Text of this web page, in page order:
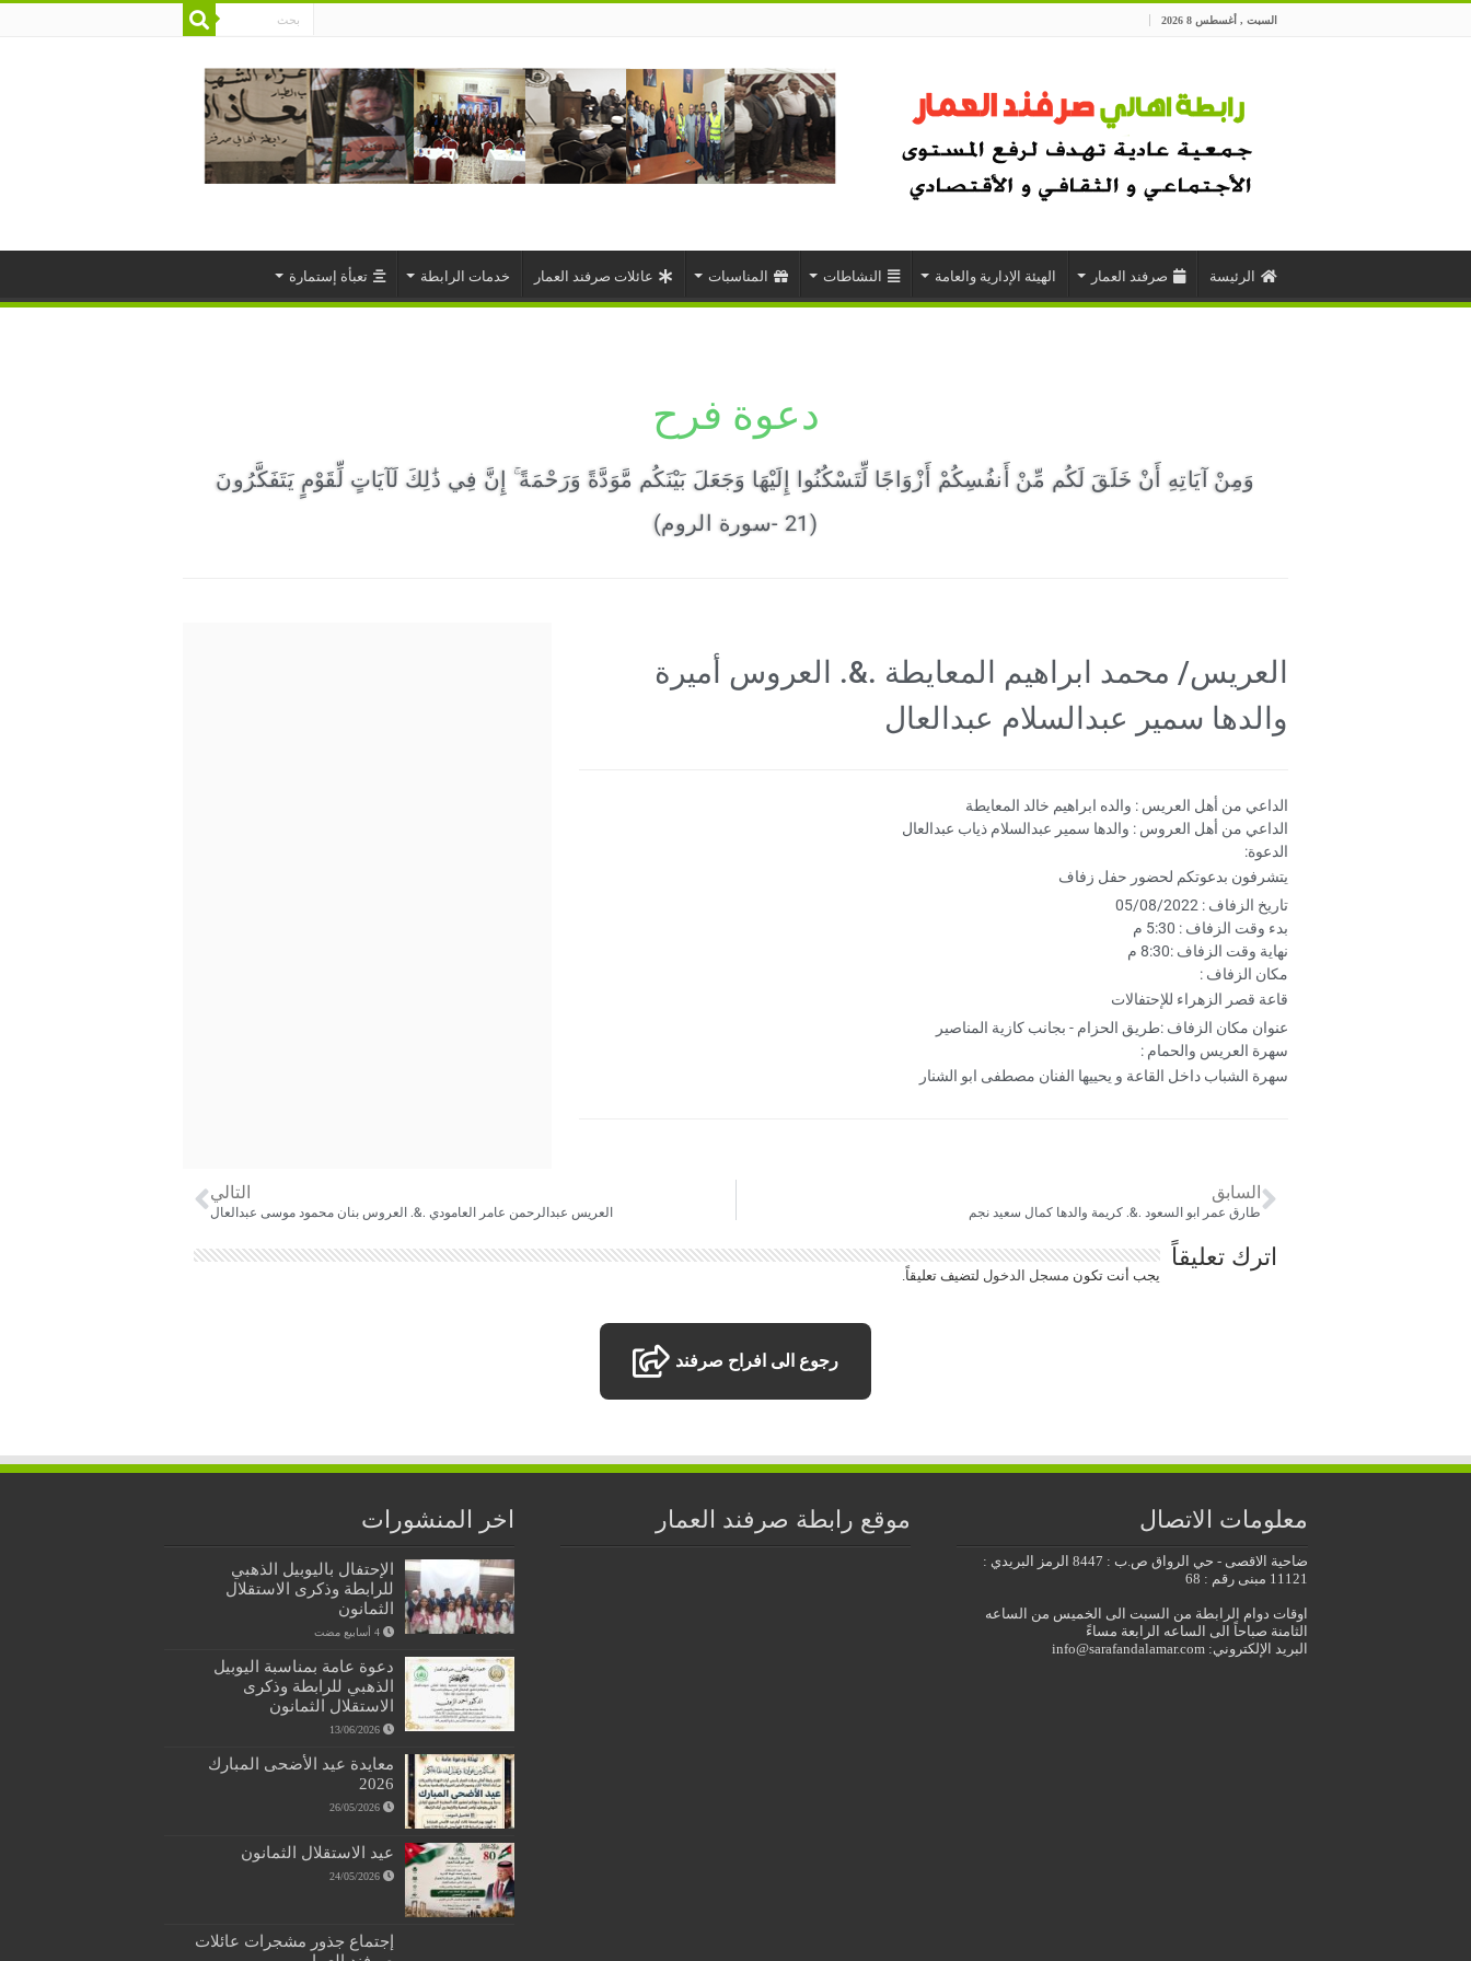
السبت , أغسطس 8 2026
الرئيسة صرفند العمار الهيئة الإدارية والعامة النشاطات المناسبات عائلات صرفند العمار خدمات الرابطة تعبأة إستمارة
دعوة فرح
وَمِنْ آيَاتِهِ أَنْ خَلَقَ لَكُم مِّنْ أَنفُسِكُمْ أَزْوَاجًا لِّتَسْكُنُوا إِلَيْهَا وَجَعَلَ بَيْنَكُم مَّوَدَّةً وَرَحْمَةً ۚ إِنَّ فِي ذَٰلِكَ لَآيَاتٍ لِّقَوْمٍ يَتَفَكَّرُونَ
(21 -سورة الروم)
العريس/ محمد ابراهيم المعايطة .&. العروس أميرة
والدها سمير عبدالسلام عبدالعال
الداعي من أهل العريس : والده ابراهيم خالد المعايطة
الداعي من أهل العروس : والدها سمير عبدالسلام ذياب عبدالعال
الدعوة:
يتشرفون بدعوتكم لحضور حفل زفاف
تاريخ الزفاف : 05/08/2022
بدء وقت الزفاف : 5:30 م
نهاية وقت الزفاف :8:30 م
مكان الزفاف :
قاعة قصر الزهراء للإحتفالات
عنوان مكان الزفاف :طريق الحزام - بجانب كازية المناصير
سهرة العريس والحمام :
سهرة الشباب داخل القاعة و يحييها الفنان مصطفى ابو الشنار
السابق
طارق عمر ابو السعود .&. كريمة والدها كمال سعيد نجم
التالي
العريس عبدالرحمن عامر العامودي .&. العروس بنان محمود موسى عبدالعال
اترك تعليقاً
يجب أنت تكون مسجل الدخول لتضيف تعليقاً.
رجوع الى افراح صرفند
معلومات الاتصال
ضاحية الاقصى - حي الرواق ص.ب : 8447 الرمز البريدي :
11121 مبنى رقم : 68
اوقات دوام الرابطة من السبت الى الخميس من الساعه
الثامنة صباحاً الى الساعه الرابعة مساءً
البريد الإلكتروني: info@sarafandalamar.com
موقع رابطة صرفند العمار اخر المنشورات
الإحتفال باليوبيل الذهبي
للرابطة وذكرى الاستقلال
الثمانون
دعوة عامة بمناسبة اليوبيل
الذهبي للرابطة وذكرى
الاستقلال الثمانون
13/06/2026
معايدة عيد الأضحى المبارك
2026
26/05/2026
عيد الاستقلال الثمانون
24/05/2026
إجتماع جذور مشجرات عائلات